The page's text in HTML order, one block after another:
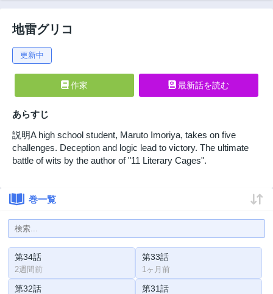
地雷グリコ
更新中
作家 最新話を読む
あらすじ
説明A high school student, Maruto Imoriya, takes on five
challenges. Deception and logic lead to victory. The ultimate
battle of wits by the author of "11 Literary Cages".
巻一覧
第34話
2週間前
第33話
1ヶ月前
第32話 第31話